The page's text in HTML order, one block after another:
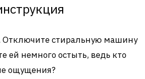
Отключите стиральную машину
ей немного остыть, ведь кто
ощущения?